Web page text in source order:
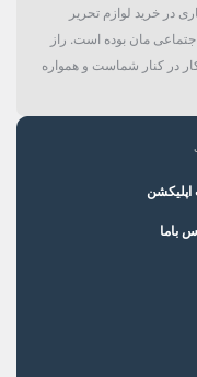
در خرید لوازم تحریر
مان بوده است. راز
در کنار شماست و همواره
باما